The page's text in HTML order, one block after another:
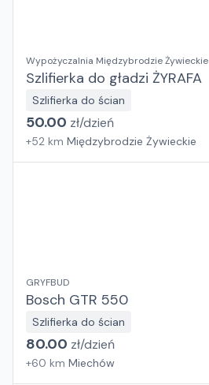
Wypożyczalnia Międzybrodzie Żywieckie
Szlifierka do gładzi ŻYRAFA
Szlifierka do ścian
50.00 zł/dzień
+52 km Międzybrodzie Żywieckie
GRYFBUD
Bosch GTR 550
Szlifierka do ścian
80.00 zł/dzień
+60 km Miechów